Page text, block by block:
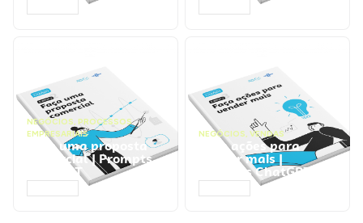
NEGÓCIOS, PROCESSOS
EMPRESARIAIS
Faça uma proposta
comercial | Prompts
ChatGPT
NEGÓCIOS, VENDAS
Faça ações para
vender mais |
Prompts ChatGPT